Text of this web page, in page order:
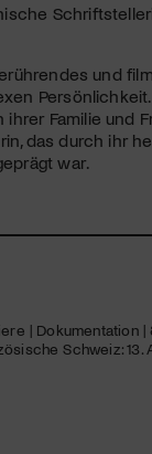
und
Familie und
das durch ihr
war.
| Dokumentation
Schweiz: 13.